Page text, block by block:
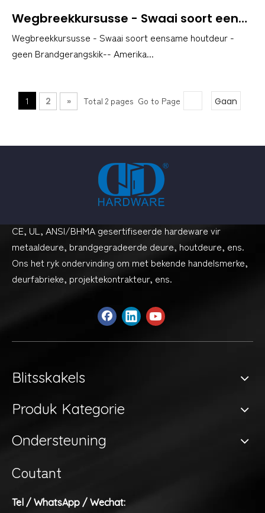
Wegbreekkursusse - Swaai soort eensame houtdeur - geen Brandgerangskik - Amerikaanse maatstaf
Wegbreekkursusse - Swaai soort eensame houtdeur -
geen Brandgerangskik-- Amerika...
1 2 » Total 2 pages Go to Page Gaan
CE, UL, ANSI/BHMA gesertifiseerde hardeware vir
metaaldeure, brandgegradeerde deure, houtdeure, ens.
Ons het ryk ondervinding om met bekende handelsmerke,
deurfabrieke, projektekontrakteur, ens.
Blitsskakels
Produk Kategorie
Ondersteuning
Coutant
Tel / WhatsApp / Wechat: